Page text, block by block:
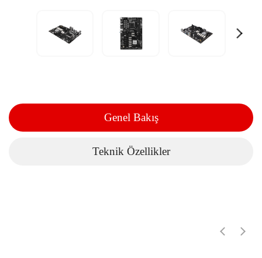
Genel Bakış
Teknik Özellikler